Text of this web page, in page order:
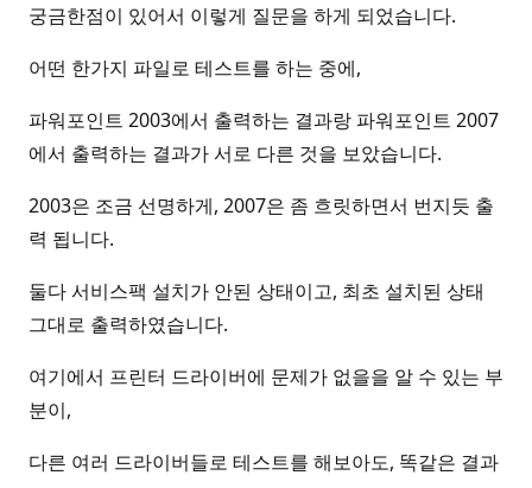
궁금한점이 있어서 이렇게 질문을 하게 되었습니다.
어떤 한가지 파일로 테스트를 하는 중에,
파워포인트 2003에서 출력하는 결과랑 파워포인트 2007
에서 출력하는 결과가 서로 다른 것을 보았습니다.
2003은 조금 선명하게, 2007은 좀 흐릿하면서 번지듯 출
력 됩니다.
둘다 서비스팩 설치가 안된 상태이고, 최초 설치된 상태
그대로 출력하였습니다.
여기에서 프린터 드라이버에 문제가 없을을 알 수 있는 부
분이,
다른 여러 드라이버들로 테스트를 해보아도, 똑같은 결과